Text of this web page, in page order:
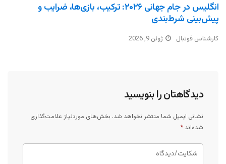
انگلیس در جام جهانی ۲۰۲۶: ترکیب، بازی‌ها، ضرایب و
پیش‌بینی شرط‌بندی
کارشناس فوتبال ژوئن 9, 2026
دیدگاهتان را بنویسید
نشانی ایمیل شما منتشر نخواهد شد. بخش‌های موردنیاز علامت‌گذاری
شده‌اند *